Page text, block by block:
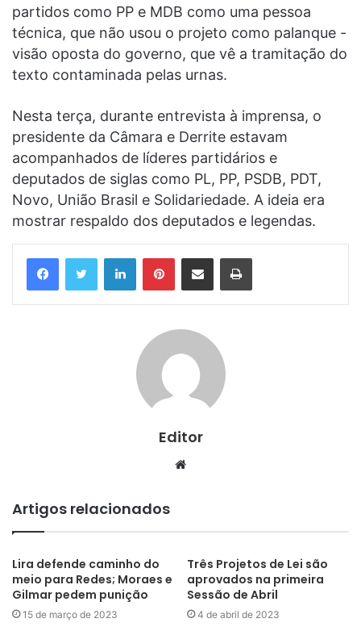
partidos como PP e MDB como uma pessoa
técnica, que não usou o projeto como palanque -
visão oposta do governo, que vê a tramitação do
texto contaminada pelas urnas.
Nesta terça, durante entrevista à imprensa, o
presidente da Câmara e Derrite estavam
acompanhados de líderes partidários e
deputados de siglas como PL, PP, PSDB, PDT,
Novo, União Brasil e Solidariedade. A ideia era
mostrar respaldo dos deputados e legendas.
LinkedinPinterestCompartilhar via e-mail Imprimir
Editor
Website
Artigos relacionados
Lira defende caminho do
meio para Redes; Moraes e
Gilmar pedem punição
15 de março de 2023
Três Projetos de Lei são
aprovados na primeira
Sessão de Abril
4 de abril de 2023